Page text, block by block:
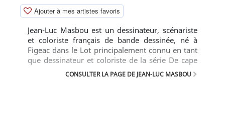
Ajouter à mes artistes favoris
Jean-Luc Masbou est un dessinateur, scénariste
et coloriste français de bande dessinée, né à
Figeac dans le Lot principalement connu en tant
que dessinateur et coloriste de la série De cape
et de crocs.CONSULTER LA PAGE DE JEAN-LUC MASBOU